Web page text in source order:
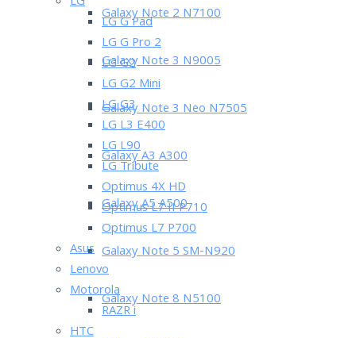
Galaxy Note 2 N7100
Galaxy Note 3 N9005
Galaxy Note 3 Neo N7505
Galaxy A3 A300
Galaxy A5 A500
Galaxy Note 5 SM-N920
Galaxy Note 8 N5100
LG G Pad
LG G Pro 2
LG G2
LG G2 Mini
LG G3
LG L3 E400
LG L90
LG Tribute
Optimus 4X HD
Optimus L7 II P710
Optimus L7 P700
Asus
Lenovo
Motorola
RAZR i
HTC